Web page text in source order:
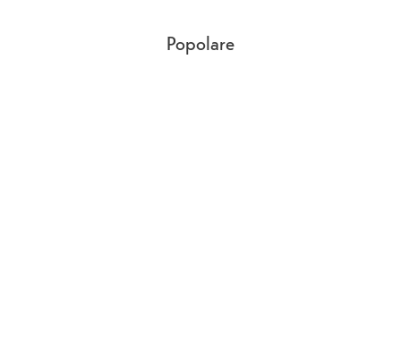
Popolare